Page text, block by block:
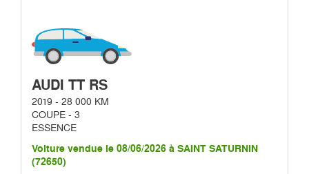
AUDI TT RS
2019 - 28 000 KM
COUPE - 3
ESSENCE
Voiture vendue le 08/06/2026 à SAINT SATURNIN
(72650)